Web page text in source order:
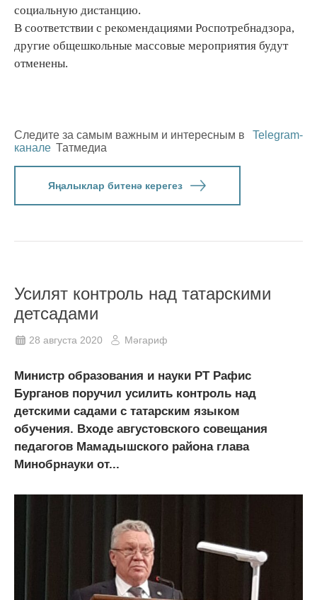
социальную дистанцию.
В соответствии с рекомендациями Роспотребнадзора,
другие общешкольные массовые мероприятия будут
отменены.
Следите за самым важным и интересным в
Telegram-
канале Татмедиа
Яңалыклар битенә керегез
Усилят контроль над татарскими
детсадами
28 августа 2020 Мәгариф
Министр образования и науки РТ Рафис
Бурганов поручил усилить контроль над
детскими садами с татарским языком
обучения. Входе августовского совещания
педагогов Мамадышского района глава
Минобрнауки от...